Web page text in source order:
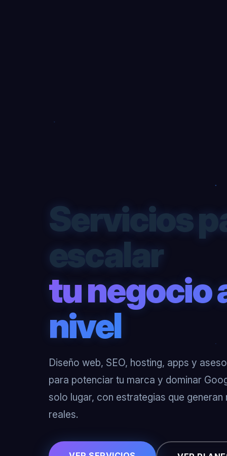
Servicios
escalar
tu negocio
nivel
Diseño web, SEO, hosting, apps y
para potenciar tu marca y dominar
solo lugar, con estrategias que generan
reales.